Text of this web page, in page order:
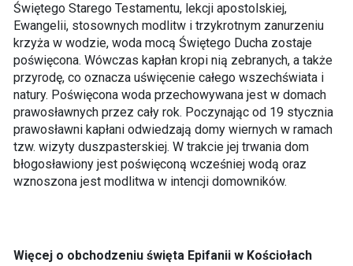
Świętego Starego Testamentu, lekcji apostolskiej,
Ewangelii, stosownych modlitw i trzykrotnym zanurzeniu
krzyża w wodzie, woda mocą Świętego Ducha zostaje
poświęcona. Wówczas kapłan kropi nią zebranych, a także
przyrodę, co oznacza uświęcenie całego wszechświata i
natury. Poświęcona woda przechowywana jest w domach
prawosławnych przez cały rok. Poczynając od 19 stycznia
prawosławni kapłani odwiedzają domy wiernych w ramach
tzw. wizyty duszpasterskiej. W trakcie jej trwania dom
błogosławiony jest poświęconą wcześniej wodą oraz
wznoszona jest modlitwa w intencji domowników.
Więcej o obchodzeniu święta Epifanii w Kościołach